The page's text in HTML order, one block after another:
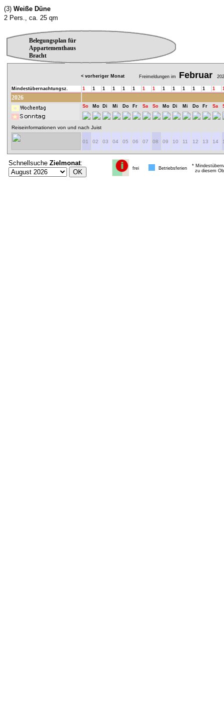
(3) Weiße Düne
2 Pers., ca. 25 qm
Belegungsplan für
Appartementhaus
Bracht
< vorheriger Monat Freimeldungen im Februar
Mindestübernachtungsz. 1 1 1 1 1 1 1 1 1 1 1 1 1 1
2026
So Mo Di Mi Do Fr Sa So Mo Di Mi Do Fr Sa
Reiseinformationen von und nach Juist
01 02 03 04 05 06 07 08 09 10 11 12 13 14
Schnellsuche Zielmonat:
frei Betriebsferien
*
zu diesem